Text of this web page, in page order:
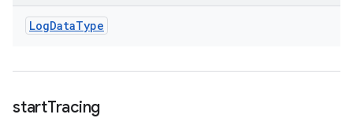
LogDataType
startTracing